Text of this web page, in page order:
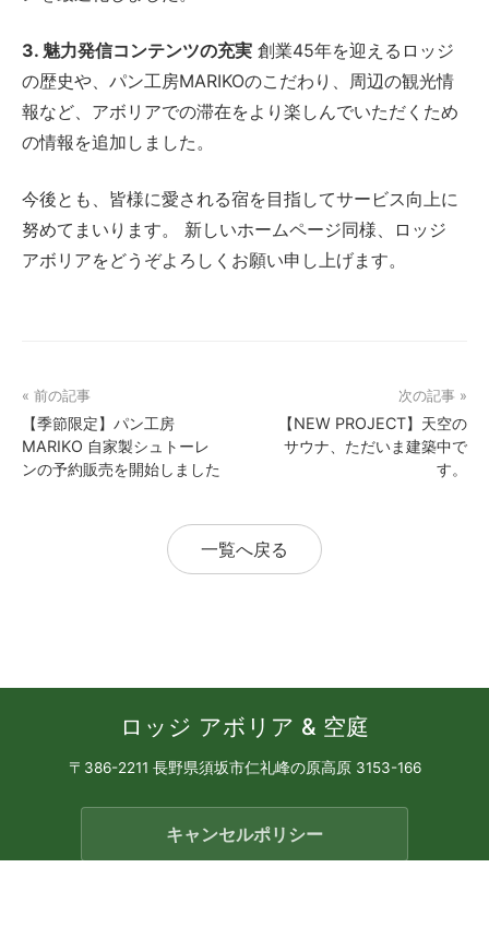
3. 魅力発信コンテンツの充実 創業45年を迎えるロッジ
の歴史や、パン工房MARIKOのこだわり、周辺の観光情
報など、アボリアでの滞在をより楽しんでいただくため
の情報を追加しました。
今後とも、皆様に愛される宿を目指してサービス向上に
努めてまいります。 新しいホームページ同様、ロッジ
アボリアをどうぞよろしくお願い申し上げます。
« 前の記事
【季節限定】パン工房
MARIKO 自家製シュトーレ
ンの予約販売を開始しました
次の記事 »
【NEW PROJECT】天空の
サウナ、ただいま建築中で
す。
一覧へ戻る
ロッジ アボリア & 空庭
〒386-2211 長野県須坂市仁礼峰の原高原 3153-166
キャンセルポリシー